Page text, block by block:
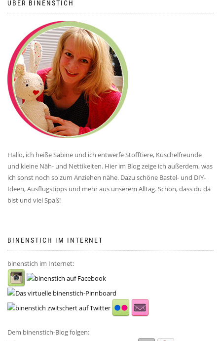
ÜBER BINENSTICH
Hallo, ich heiße Sabine und ich entwerfe Stofftiere, Kuschelfreunde
und kleine Näh- und Nettikeiten. Hier im Blog zeige ich außerdem, was
ich sonst noch so zum Anziehen nähe. Dazu schöne Bastel- und DIY-
Ideen, Ausflugstipps und mehr aus unserem Alltag. Schön, dass du da
bist und viel Spaß!
BINENSTICH IM INTERNET
binenstich im Internet:
Dem binenstich-Blog folgen: